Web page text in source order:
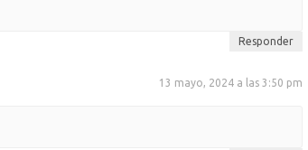
Responder
13 mayo, 2024 a las 3:50 pm